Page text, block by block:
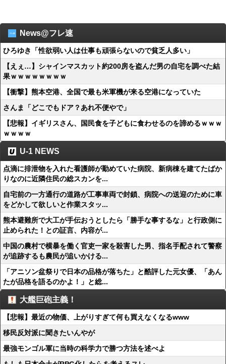
News@フレ速
ひろゆき「性欲弱い人は仕事も頑張らないので貧乏人多い」
【えぇ…】シャインマスカット約200房を盗んだ男の自宅を調べた結
果ｗｗｗｗｗｗｗｗ
【衝撃】熊本空港、全国で最も米軍機が来る空港になっていた
さんま「どこでもドア？あれ不便やで」
【悲報】イギリスさん、国民食を子どもに食わせるのを諦めるｗｗｗ
ｗｗｗｗ
U-1 NEWS
点滴に排泄物を入れた看護師が勤めていた病院、新病棟を建てたばか
りなのに近隣住民の総スカンを...
自宅前の一方通行の道路が工事車両で封鎖、病院への送迎のために車
をどかして欲しいと作業スタッ...
熊本避難所で大工が手伝おうとしたら「勝手な事するな」と行政側に
止められた！との証言、内容が...
中国の農村で横暴を働く官吏一家を殺害した男、指名手配されて警察
が追跡するも農民が追いかける...
「アニソン盆祭りで日本の品格が落ちた」と酷評した元女優、「あん
たが品格を語るのかよ！」と総...
大艦巨砲主義！
【悲報】最近の物価、上がりすぎて何も買えなくなるwww
移民反対派に聞きたいんやが
最強モンゴル軍に当時の科学力で勝つ方法を述べよ